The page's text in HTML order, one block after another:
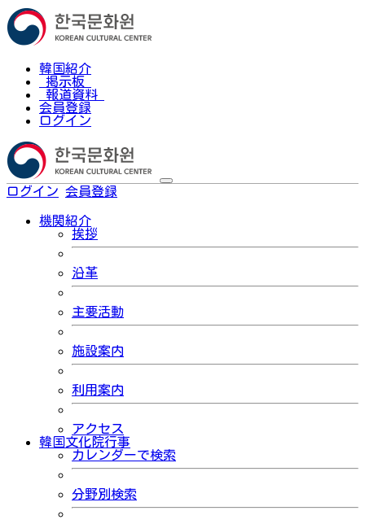
韓国紹介
掲示板
報道資料
会員登録
ログイン
ログイン 会員登録
機関紹介
挨拶
沿革
主要活動
施設案内
利用案内
アクセス
韓国文化院行事
カレンダーで検索
分野別検索